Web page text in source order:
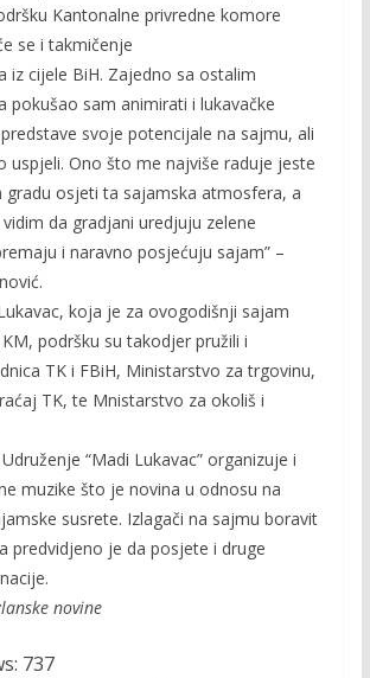
Kantonalne privredne komore
se i takmičenje
iz cijele BiH. Zajedno sa ostalim
pokušao sam animirati i lukavačke
svoje potencijale na sajmu, ali
uspjeli. Ono što me najviše raduje jeste
gradu osjeti ta sajamska atmosfera, a
da gradjani uredjuju zelene
i naravno posjećuju sajam” –
koja je za ovogodišnji sajam
podršku su takodjer pružili i
TK i FBiH, Ministarstvo za trgovinu,
TK, te Mnistarstvo za okoliš i
“Madi Lukavac” organizuje i
muzike što je novina u odnosu na
susrete. Izlagači na sajmu boravit
predvidjeno je da posjete i druge
novine
737